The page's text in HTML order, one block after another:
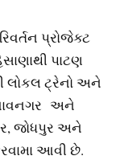
પ્રોજેક્ટ
પાટણ
લોકલ ટ્રેનો અને
અને
જોધપુર અને
આવી છે.